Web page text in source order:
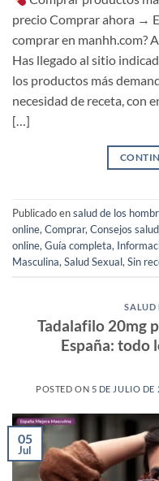
precio Comprar ahora →
comprar en manhh.com?
Has llegado al sitio
los productos más
necesidad de receta, con
[…]
Publicado ensalud de los
online,Comprar,Consejos salud
online,Guía completa,
Masculina,Salud Sexual,Sin
SALUD
Tadalafilo 20mg
España: todo
POSTED ON 5 DE JULIO DE
05
Jul